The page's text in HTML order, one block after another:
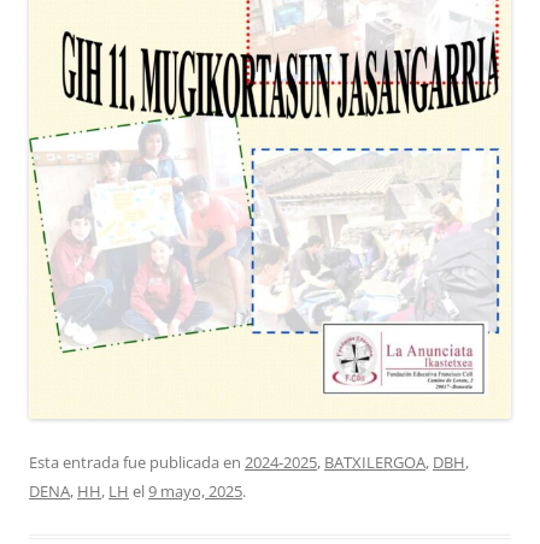
Esta entrada fue publicada en 2024-2025, BATXILERGOA, DBH,
DENA, HH, LH el9 mayo, 2025.